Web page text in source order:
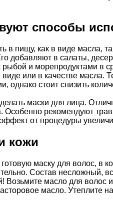
способы
в пищу, как в виде масла,
добавляют в салаты,
и морепродуктами в
или в качестве масла.
однако стоит снизить
маски для лица.
Особенно рекомендуют
от процедуры
кожи
готовую маску для волос,
Состав несложный,
Возьмите масло для волос
масло. Утеплите